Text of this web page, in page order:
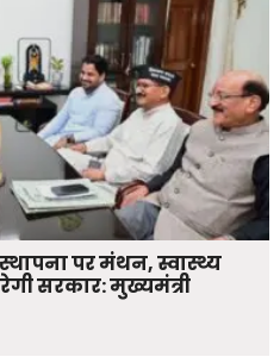
पर मंथन, स्वास्थ्य
सरकार: मुख्यमंत्री